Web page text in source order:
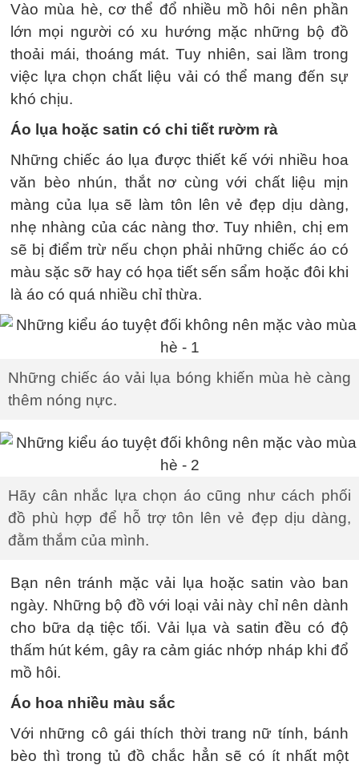
Vào mùa hè, cơ thể đổ nhiều mồ hôi nên phần
lớn mọi người có xu hướng mặc những bộ đồ
thoải mái, thoáng mát. Tuy nhiên, sai lầm trong
việc lựa chọn chất liệu vải có thể mang đến sự
khó chịu.
Áo lụa hoặc satin có chi tiết rườm rà
Những chiếc áo lụa được thiết kế với nhiều hoa
văn bèo nhún, thắt nơ cùng với chất liệu mịn
màng của lụa sẽ làm tôn lên vẻ đẹp dịu dàng,
nhẹ nhàng của các nàng thơ. Tuy nhiên, chị em
sẽ bị điểm trừ nếu chọn phải những chiếc áo có
màu sặc sỡ hay có họa tiết sến sẩm hoặc đôi khi
là áo có quá nhiều chỉ thừa.
Những chiếc áo vải lụa bóng khiến mùa hè càng
thêm nóng nực.
Hãy cân nhắc lựa chọn áo cũng như cách phối
đồ phù hợp để hỗ trợ tôn lên vẻ đẹp dịu dàng,
đằm thắm của mình.
Bạn nên tránh mặc vải lụa hoặc satin vào ban
ngày. Những bộ đồ với loại vải này chỉ nên dành
cho bữa dạ tiệc tối. Vải lụa và satin đều có độ
thấm hút kém, gây ra cảm giác nhớp nháp khi đổ
mồ hôi.
Áo hoa nhiều màu sắc
Với những cô gái thích thời trang nữ tính, bánh
bèo thì trong tủ đồ chắc hẳn sẽ có ít nhất một